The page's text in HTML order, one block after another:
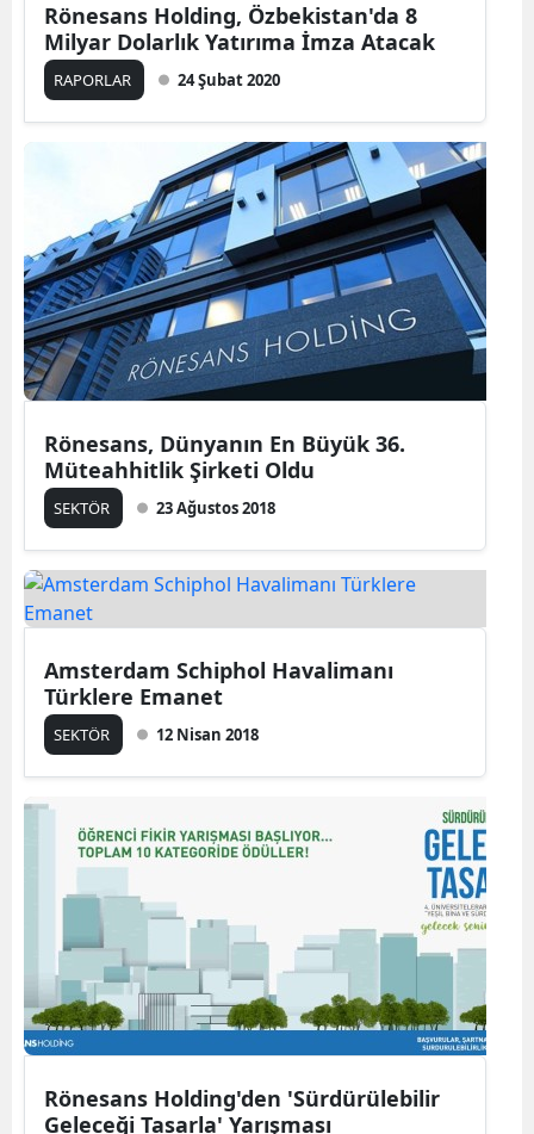
Rönesans Holding, Özbekistan'da 8
Milyar Dolarlık Yatırıma İmza Atacak
RAPORLAR 24 Şubat 2020
Rönesans, Dünyanın En Büyük 36.
Müteahhitlik Şirketi Oldu
SEKTÖR 23 Ağustos 2018
Amsterdam Schiphol Havalimanı
Türklere Emanet
SEKTÖR 12 Nisan 2018
Rönesans Holding'den 'Sürdürülebilir
Geleceği Tasarla' Yarışması